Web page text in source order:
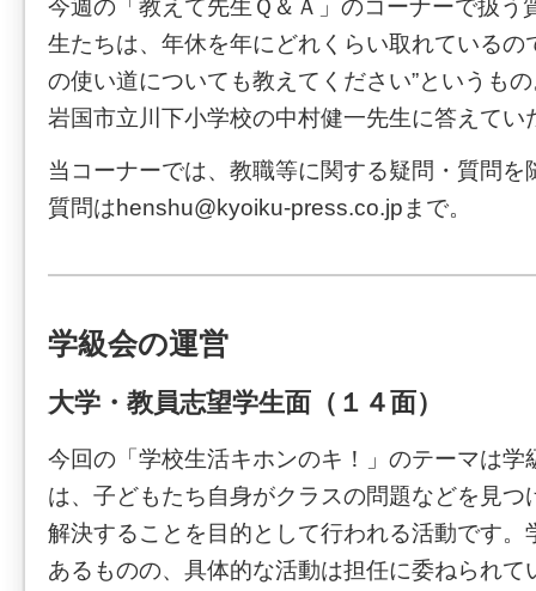
今週の「教えて先生Ｑ＆Ａ」のコーナーで扱う
生たちは、年休を年にどれくらい取れているの
の使い道についても教えてください”というも
岩国市立川下小学校の中村健一先生に答えてい
当コーナーでは、教職等に関する疑問・質問を
質問はhenshu@kyoiku-press.co.jpまで。
学級会の運営
大学・教員志望学生面（１４面）
今回の「学校生活キホンのキ！」のテーマは学
は、子どもたち自身がクラスの問題などを見つ
解決することを目的として行われる活動です。
あるものの、具体的な活動は担任に委ねられて